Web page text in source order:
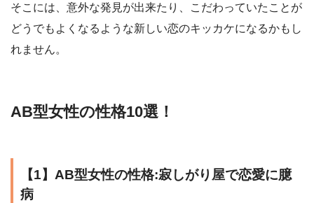
そこには、意外な発見が出来たり、こだわっていたことが
どうでもよくなるような新しい恋のキッカケになるかもし
れません。
AB型女性の性格10選！
【1】AB型女性の性格:寂しがり屋で恋愛に臆
病